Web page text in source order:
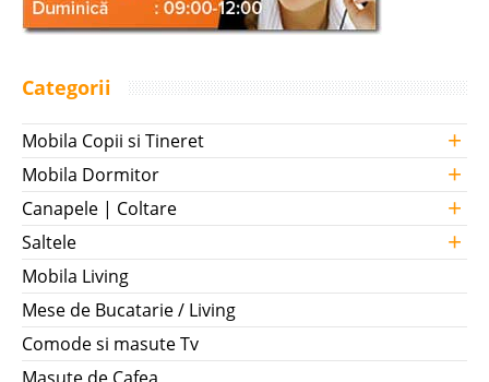
Categorii
Mobila Copii si Tineret +
Mobila Dormitor +
Canapele | Coltare +
Saltele +
Mobila Living
Mese de Bucatarie / Living
Comode si masute Tv